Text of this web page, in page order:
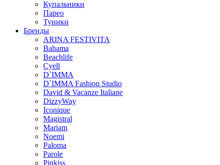
Купальники
Парео
Туники
Бренды
ARINA FESTIVITA
Bahama
Beachlife
Cyell
D`IMMA
D`IMMA Fashion Studio
David & Vacanze Italiane
DizzyWay
Iconique
Magistral
Mariam
Noemi
Paloma
Parole
Pinkiss